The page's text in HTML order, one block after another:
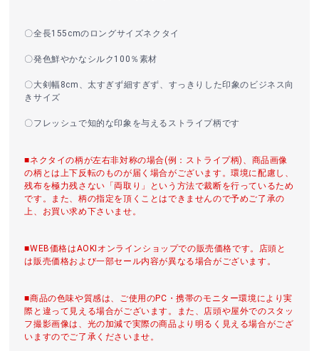
〇全長155cmのロングサイズネクタイ
〇発色鮮やかなシルク100％素材
〇大剣幅8cm、太すぎず細すぎず、すっきりした印象のビジネス向
きサイズ
〇フレッシュで知的な印象を与えるストライプ柄です
■ネクタイの柄が左右非対称の場合(例：ストライプ柄)、商品画像
の柄とは上下反転のものが届く場合がございます。環境に配慮し、
残布を極力残さない「両取り」という方法で裁断を行っているため
です。また、柄の指定を頂くことはできませんので予めご了承の
上、お買い求め下さいませ。
■WEB価格はAOKIオンラインショップでの販売価格です。店頭と
は販売価格および一部セール内容が異なる場合がございます。
■商品の色味や質感は、ご使用のPC・携帯のモニター環境により実
際と違って見える場合がございます。また、店頭や屋外でのスタッ
フ撮影画像は、光の加減で実際の商品より明るく見える場合がござ
いますのでご了承くださいませ。